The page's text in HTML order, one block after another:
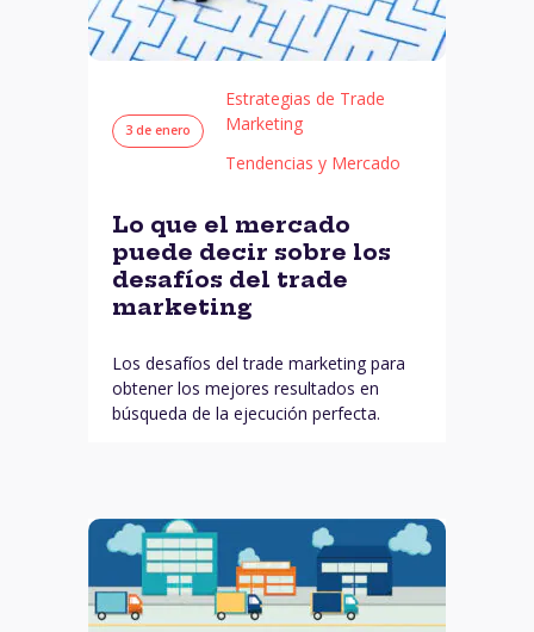
3 de enero
Estrategias de Trade
Marketing
Tendencias y Mercado
Lo que el mercado
puede decir sobre los
desafíos del trade
marketing
Los desafíos del trade marketing para
obtener los mejores resultados en
búsqueda de la ejecución perfecta.